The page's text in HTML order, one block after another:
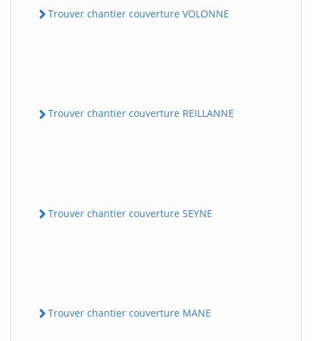
Trouver chantier couverture VOLONNE
Trouver chantier couverture REILLANNE
Trouver chantier couverture SEYNE
Trouver chantier couverture MANE